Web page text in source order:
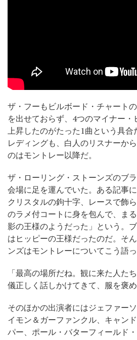
ザ・フーもビルボード・チャート
を出せておらず、4つのマイナー
上昇したのがたった1曲という具合
レディングも、白人のリスナーか
のはモントレー以降だ。
ザ・ローリング・ストーンズのブ
会場に足を運んでいた。ある記事
クリスタルの鉤十字、レースで飾
のラメ付コートに身を包んで、ま
影の王様のようだった」という。
はヒッピーの王様だったのだ。そ
ンズはモントレーについてこう語っ
「最高の場所だね。観に来た人た
儀正しく話しかけてきて、服を褒
そのほかの出演者にはジェファー
イモン＆ガーファンクル、キャン
パー、ポール・バターフィールド